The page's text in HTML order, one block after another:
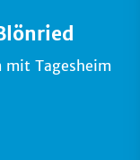
mit Tagesheim